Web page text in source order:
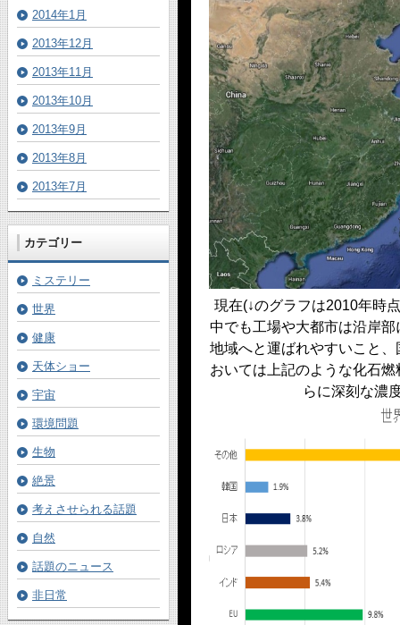
現在(↓のグラフは2010年時
中でも工場や大都市は沿岸
地域へと運ばれやすいこと
おいては上記のような化石
らに深刻な濃
2014年1月
2013年12月
2013年11月
2013年10月
2013年9月
2013年8月
2013年7月
カテゴリー
ミステリー
世界
健康
天体ショー
宇宙
環境問題
生物
絶景
考えさせられる話題
自然
話題のニュース
非日常